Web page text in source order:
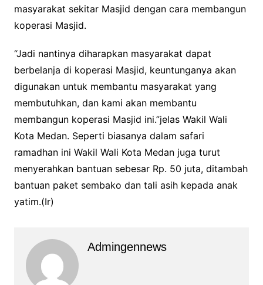
masyarakat sekitar Masjid dengan cara membangun
koperasi Masjid.
“Jadi nantinya diharapkan masyarakat dapat
berbelanja di koperasi Masjid, keuntunganya akan
digunakan untuk membantu masyarakat yang
membutuhkan, dan kami akan membantu
membangun koperasi Masjid ini.”jelas Wakil Wali
Kota Medan. Seperti biasanya dalam safari
ramadhan ini Wakil Wali Kota Medan juga turut
menyerahkan bantuan sebesar Rp. 50 juta, ditambah
bantuan paket sembako dan tali asih kepada anak
yatim.(Ir)
Admingennews